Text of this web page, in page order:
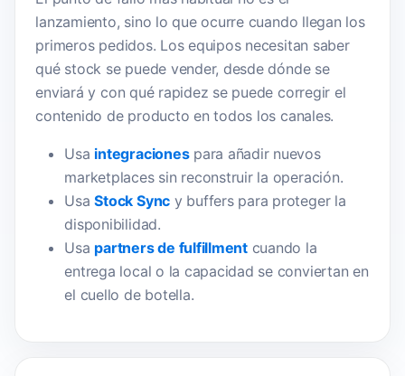
lanzamiento, sino lo que ocurre cuando llegan los
primeros pedidos. Los equipos necesitan saber
qué stock se puede vender, desde dónde se
enviará y con qué rapidez se puede corregir el
contenido de producto en todos los canales.
Usa integracionespara añadir nuevos
marketplaces sin reconstruir la operación.
UsaStock Sync y buffers para proteger la
disponibilidad.
Usa partners de fulfillmentcuando la
entrega local o la capacidad se conviertan en
el cuello de botella.